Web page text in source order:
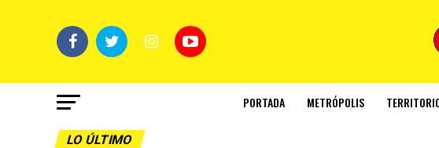
PORTADA METRÓPOLIS
LO ÚLTIMO